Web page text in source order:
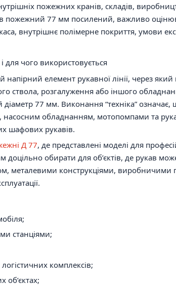
пожежних кранів, складів,
пожежний 77 мм посилений, важливо
внутрішнє полімерне покриття, умови
чого використовується
елемент рукавної лінії, через який
ствола, розгалуження або іншого
77 мм. Виконання “техніка” означає,
обладнанням, мотопомпами та
шафових рукавів.
Д 77, де представлені моделі для
обирати для об’єктів, де рукав
металевими конструкціями, виробничими
станціями;
комплексів;
об’єктах;